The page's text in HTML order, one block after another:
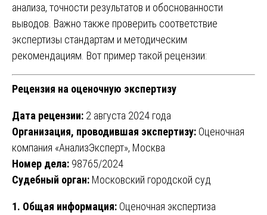
анализа, точности результатов и обоснованности
выводов. Важно также проверить соответствие
экспертизы стандартам и методическим
рекомендациям. Вот пример такой рецензии:
Рецензия на оценочную экспертизу
Дата рецензии: 2 августа 2024 года
Организация, проводившая экспертизу: Оценочная
компания «АнализЭксперт», Москва
Номер дела: 98765/2024
Судебный орган: Московский городской суд
1. Общая информация: Оценочная экспертиза